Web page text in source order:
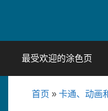
最受欢迎的涂色页
首页 » 卡通、动画